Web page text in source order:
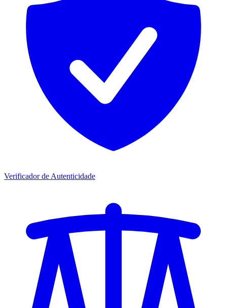
Verificador de Autenticidade